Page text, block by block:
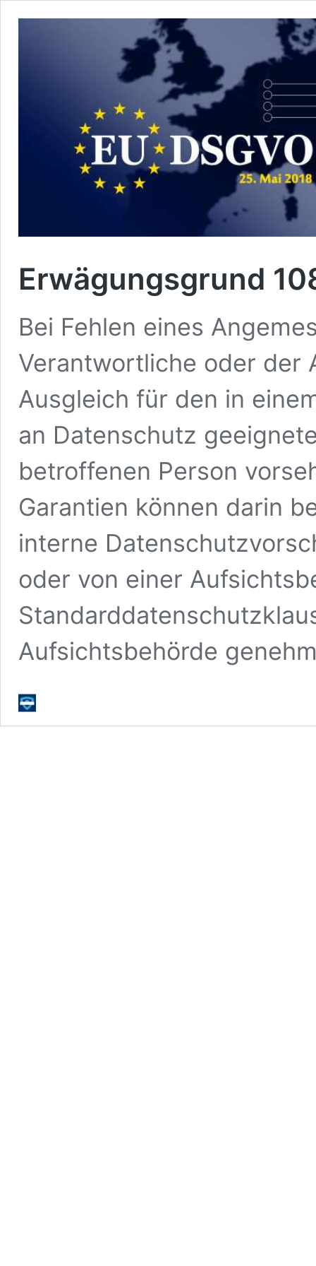
Erwägungsgrund
Bei Fehlen eines
Verantwortliche oder der
Ausgleich für den in
an Datenschutz
betroffenen Person
Garantien können darin
interne
oder von einer
Aufsichtsbehörde